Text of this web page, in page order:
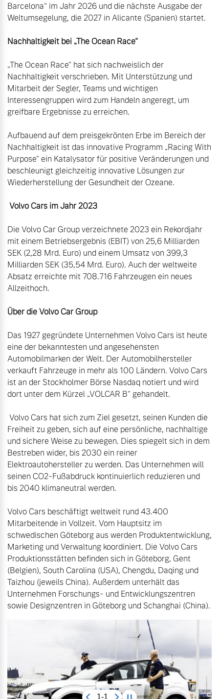
Barcelona“ im Jahr 2026 und die nächste Ausgabe der
Weltumsegelung, die 2027 in Alicante (Spanien) startet.
Nachhaltigkeit bei „The Ocean Race“
„The Ocean Race“ hat sich nachweislich der
Nachhaltigkeit verschrieben. Mit Unterstützung und
Mitarbeit der Segler, Teams und wichtigen
Interessengruppen wird zum Handeln angeregt, um
greifbare Ergebnisse zu erreichen.
Aufbauend auf dem preisgekrönten Erbe im Bereich der
Nachhaltigkeit ist das innovative Programm „Racing With
Purpose“ ein Katalysator für positive Veränderungen und
beschleunigt gleichzeitig innovative Lösungen zur
Wiederherstellung der Gesundheit der Ozeane.
Volvo Cars im Jahr 2023
Die Volvo Car Group verzeichnete 2023 ein Rekordjahr
mit einem Betriebsergebnis (EBIT) von 25,6 Milliarden
SEK (2,28 Mrd. Euro) und einem Umsatz von 399,3
Milliarden SEK (35,54 Mrd. Euro). Auch der weltweite
Absatz erreichte mit 708.716 Fahrzeugen ein neues
Allzeithoch.
Über die Volvo Car Group
Das 1927 gegründete Unternehmen Volvo Cars ist heute
eine der bekanntesten und angesehensten
Automobilmarken der Welt. Der Automobilhersteller
verkauft Fahrzeuge in mehr als 100 Ländern. Volvo Cars
ist an der Stockholmer Börse Nasdaq notiert und wird
dort unter dem Kürzel „VOLCAR B“ gehandelt.
Freiheit zu geben, sich auf eine persönliche, nachhaltige
und sichere Weise zu bewegen. Dies spiegelt sich in dem
Bestreben wider, bis 2030 ein reiner
Elektroautohersteller zu werden. Das Unternehmen will
seinen CO2-Fußabdruck kontinuierlich reduzieren und
bis 2040 klimaneutral werden.
Volvo Cars beschäftigt weltweit rund 43.400
Mitarbeitende in Vollzeit. Vom Hauptsitz im
schwedischen Göteborg aus werden Produktentwicklung,
Marketing und Verwaltung koordiniert. Die Volvo Cars
Produktionsstätten befinden sich in Göteborg, Gent
(Belgien), South Carolina (USA), Chengdu, Daqing und
Taizhou (jeweils China). Außerdem unterhält das
Unternehmen Forschungs- und Entwicklungszentren
sowie Designzentren in Göteborg und Schanghai (China).
1-1